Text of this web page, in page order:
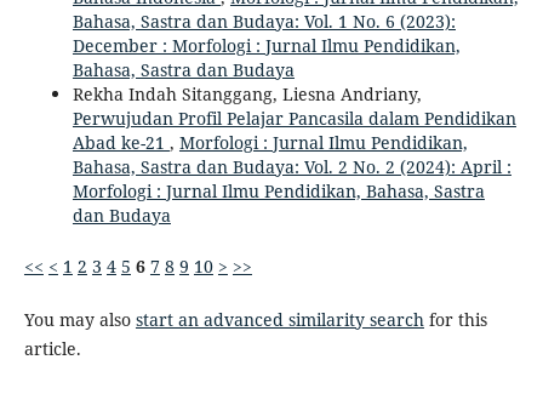
Bahasa, Sastra dan Budaya: Vol. 1 No. 6 (2023):
December : Morfologi : Jurnal Ilmu Pendidikan,
Bahasa, Sastra dan Budaya
Rekha Indah Sitanggang, Liesna Andriany,
Perwujudan Profil Pelajar Pancasila dalam Pendidikan
Abad ke-21 , Morfologi : Jurnal Ilmu Pendidikan,
Bahasa, Sastra dan Budaya: Vol. 2 No. 2 (2024): April :
Morfologi : Jurnal Ilmu Pendidikan, Bahasa, Sastra
dan Budaya
<< < 1 2 3 4 5 6 7 8 9 10 > >>
You may also start an advanced similarity searchfor this
article.